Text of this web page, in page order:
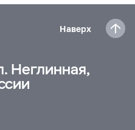
Наверх
Неглинная,